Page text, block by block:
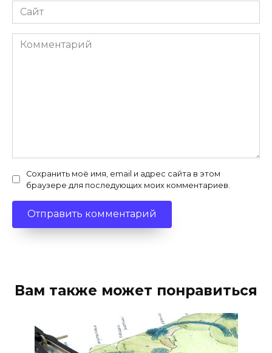
Сайт
Комментарий
Сохранить моё имя, email и адрес сайта в этом
браузере для последующих моих комментариев.
Вам также может понравиться